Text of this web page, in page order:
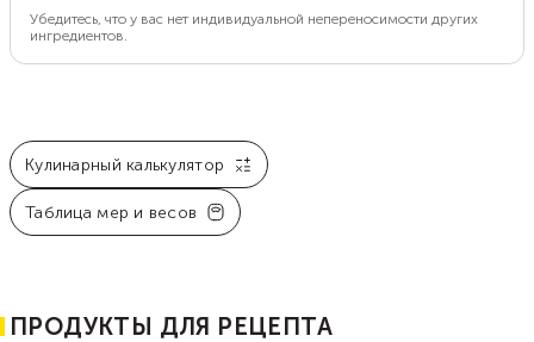
Убедитесь, что у вас нет индивидуальной непереносимости других
ингредиентов.
Кулинарный калькулятор
Таблица мер и весов
ПРОДУКТЫ ДЛЯ РЕЦЕПТА